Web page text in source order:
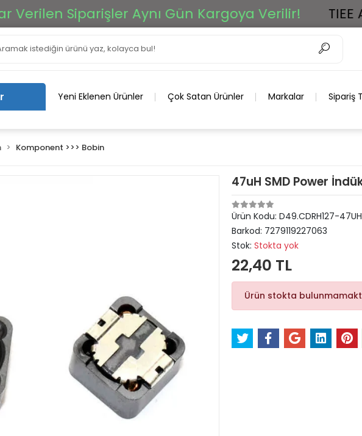
Siparişler Aynı Gün Kargoya Verilir! TIEE Ar-
Yeni Eklenen Ürünler Çok Satan Ürünler Markalar Sipariş
Komponent >>> Bobin
47uH SMD Power
Ürün Kodu: D49.CDRH127-47UH
Barkod: 7279119227063
Stok: Stokta yok
22,40 TL
Ürün stokta